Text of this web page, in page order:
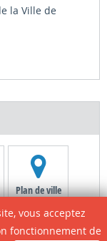
la Ville de
Plan de ville
vous acceptez
fonctionnement de